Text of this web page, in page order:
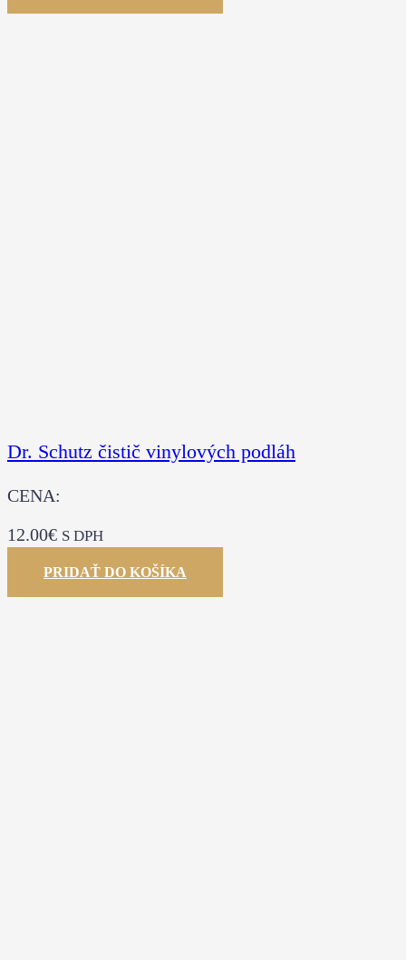
Dr. Schutz čistič vinylových podláh
CENA:
12.00€ S DPH
PRIDAŤ DO KOŠÍKA